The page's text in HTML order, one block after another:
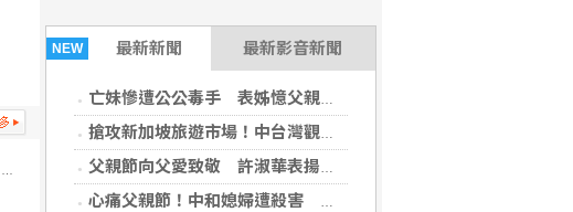
NEW 最新新聞 最新影音新聞
亡妹慘遭公公毒手 表姊憶父親節前夕：小舅舅仍到殯儀館陪她說話
搶攻新加坡旅遊市場！中台灣觀光推廣獲業者熱烈迴響
父親節向父愛致敬 許淑華表揚南投縣模範父親感謝奉獻
心痛父親節！中和媳婦遭殺害 慈父「赴靈堂聊天」惹鼻酸
(今傳媒2026-08-08 12:38:52)